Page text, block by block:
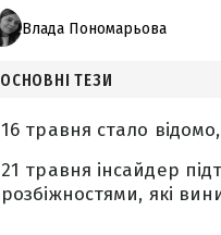
Влада Пономарьова
ОСНОВНІ ТЕЗИ
16 травня стало
21 травня інсайдер
розбіжностями, які